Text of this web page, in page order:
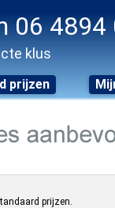
06 4894
klus
prijzen
prijzen.